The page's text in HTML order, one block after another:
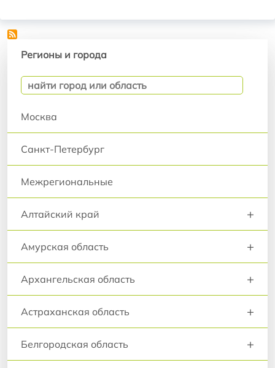
Регионы и города
Москва
Санкт-Петербург
Межрегиональные
Алтайский край +
Амурская область +
Архангельская область +
Астраханская область +
Белгородская область +